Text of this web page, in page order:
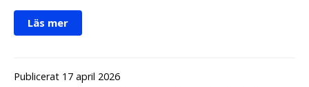
Läs mer
Publicerat 17 april 2026